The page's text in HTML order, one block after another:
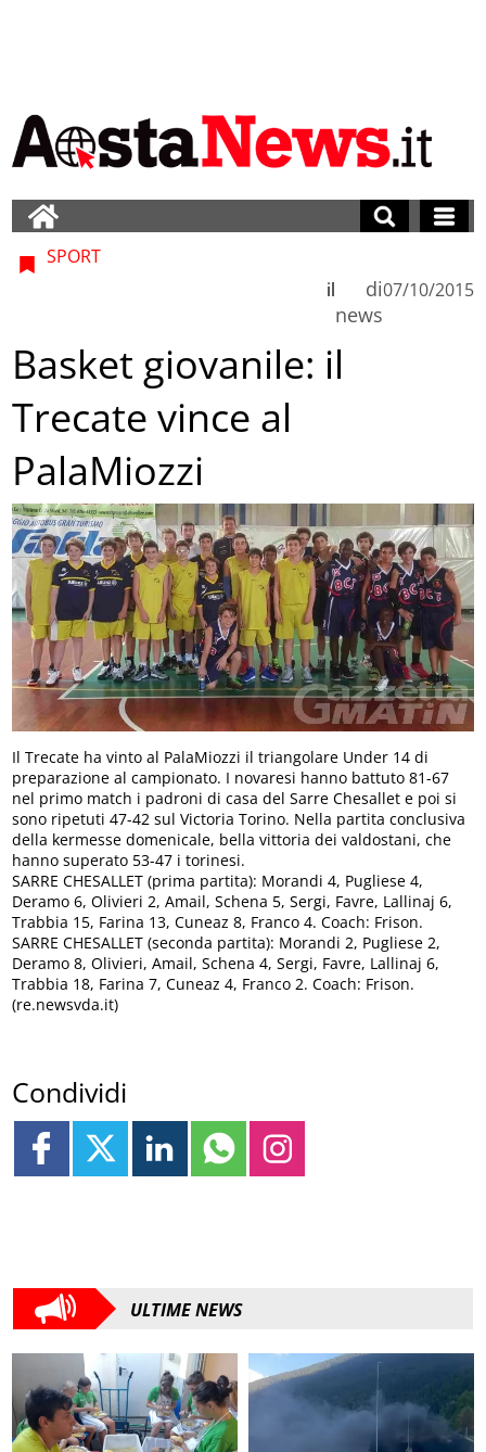
SPORT
di
news
il 07/10/2015
Basket giovanile: il
Trecate vince al
PalaMiozzi
Il Trecate ha vinto al PalaMiozzi il triangolare Under 14 di
preparazione al campionato. I novaresi hanno battuto 81-67
nel primo match i padroni di casa del Sarre Chesallet e poi si
sono ripetuti 47-42 sul Victoria Torino. Nella partita conclusiva
della kermesse domenicale, bella vittoria dei valdostani, che
hanno superato 53-47 i torinesi.
SARRE CHESALLET (prima partita): Morandi 4, Pugliese 4,
Deramo 6, Olivieri 2, Amail, Schena 5, Sergi, Favre, Lallinaj 6,
Trabbia 15, Farina 13, Cuneaz 8, Franco 4. Coach: Frison.
SARRE CHESALLET (seconda partita): Morandi 2, Pugliese 2,
Deramo 8, Olivieri, Amail, Schena 4, Sergi, Favre, Lallinaj 6,
Trabbia 18, Farina 7, Cuneaz 4, Franco 2. Coach: Frison.
(re.newsvda.it)
Condividi
ULTIME NEWS